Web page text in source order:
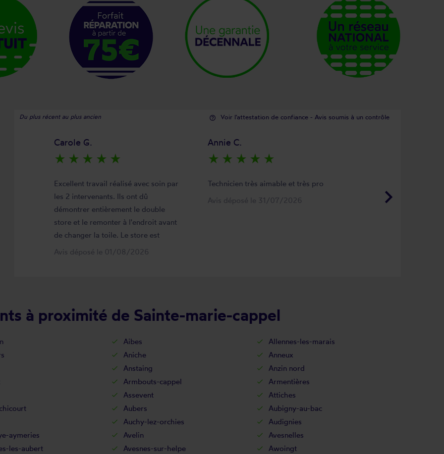
Du plus récent au plus ancien help_outline Voir l'attestation de confiance - Avis soumis à un contrôle
keyboard_arrow_right
Carole G.
star_rate star_rate star_rate star_rate star_rate
Excellent travail réalisé avec soin par
les 2 intervenants. Ils ont dû
démontrer entièrement le double
store et le remonter à l'endroit avant
de changer la toile. Le store est
maintenant comme neuf, parfaitement
Avis déposé le 01/08/2026
Annie C.
star_rate star_rate star_rate star_rate star_rate
Technicien très aimable et très pro
Avis déposé le 31/07/2026
à proximité de Sainte-marie-cappel
Aibes
Allennes-les-marais
Aniche
Anneux
Anstaing
Anzin nord
Armbouts-cappel
Armentières
Assevent
Attiches
Aubers
Aubigny-au-bac
Auchy-lez-orchies
Audignies
aymeries Avelin
Avesnelles
les-aubert Avesnes-sur-helpe
Awoingt